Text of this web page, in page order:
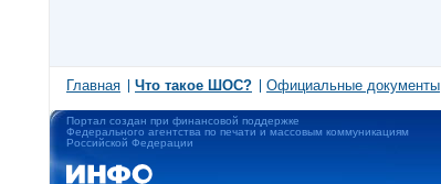
Главная Что такое ШОС? Официальные документы
Портал создан при финансовой поддержке
Федерального агентства по печати и массовым коммуникациям
Российской Федерации